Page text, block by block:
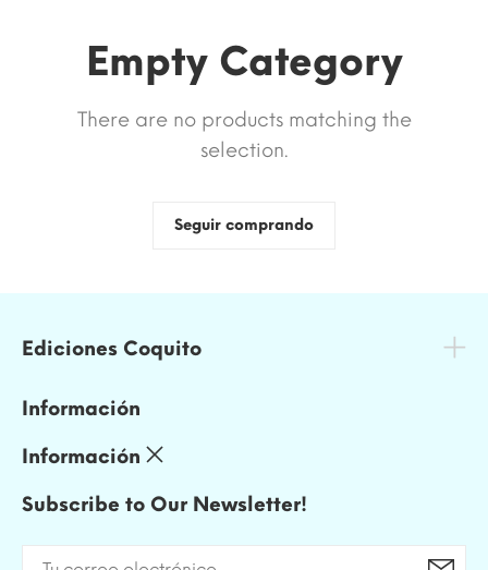
Empty Category
There are no products matching the
selection.
Seguir comprando
Ediciones Coquito
Información
Información
Subscribe to Our Newsletter!